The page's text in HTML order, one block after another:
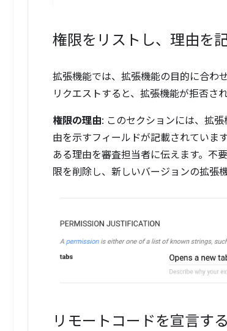
権限をリストし、理由を
拡張機能では、拡張機能の目的に合わ
リクエストすると、拡張機能が拒否さ
権限の理由: このセクションには、拡
由を示すフィールドが記載されていま
ある理由を審査担当者に伝えます。不
限を削除し、新しいバージョンの拡張
リモートコードを宣言する